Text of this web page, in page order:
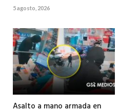
5 agosto, 2026
Asalto a mano armada en